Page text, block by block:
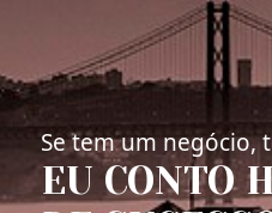
Se tem um negócio,
EU CONTO